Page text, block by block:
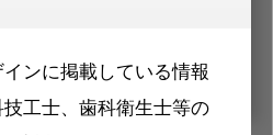
ンに掲載している情報
工士、歯科衛生士等の